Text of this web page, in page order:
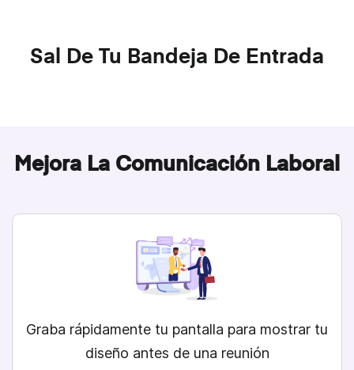
Sal De Tu Bandeja De Entrada
Mejora La Comunicación Laboral
Graba rápidamente tu pantalla para mostrar tu
diseño antes de una reunión